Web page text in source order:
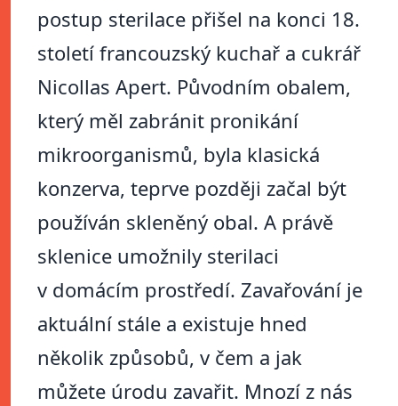
postup sterilace přišel na konci 18.
století francouzský kuchař a cukrář
Nicollas Apert. Původním obalem,
který měl zabránit pronikání
mikroorganismů, byla klasická
konzerva, teprve později začal být
používán skleněný obal. A právě
sklenice umožnily sterilaci
v domácím prostředí. Zavařování je
aktuální stále a existuje hned
několik způsobů, v čem a jak
můžete úrodu zavařit. Mnozí z nás